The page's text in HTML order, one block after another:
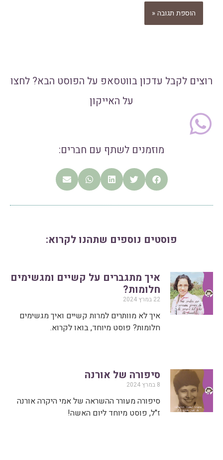
רוצים לקבל עדכון בווטסאפ על הפוסט הבא? לחצו
על האייקון
מוזמנים לשתף עם חברים:
פוסטים נוספים שתהנו לקרוא:
איך מתגברים על קשיים ומגשימים
חלומות?
22 במרץ 2024
איך לא מוותרים למרות קשיים ואיך מגשימים
חלומות? פוסט מיוחד, בואו לקרוא.
סיפורה של אורנה
8 במרץ 2024
סיפורה מעורר ההשראה של אמי היקרה אורנה
ז"ל, פוסט מיוחד ליום האשה!